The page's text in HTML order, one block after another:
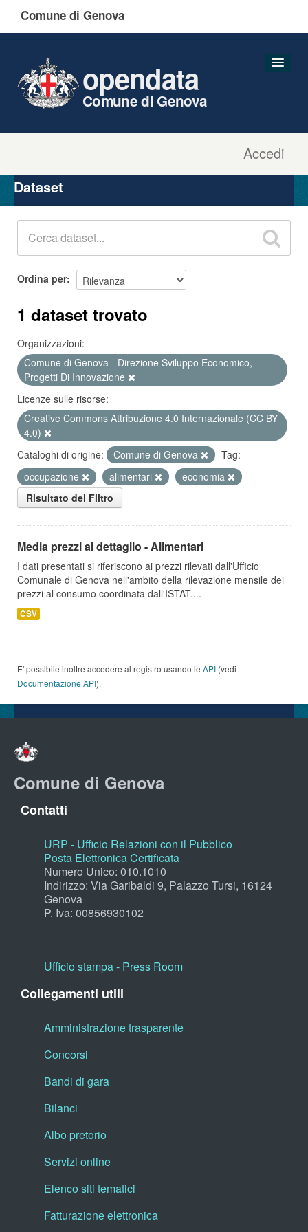
Comune di Genova
Accedi
opendata
Comune di Genova
Organizzazioni
Gruppi
Dataset
Ordina per
1 dataset trovato
Organizzazioni:
Comune di Genova - Direzione Sviluppo Economico,
Progetti Di Innovazione
Licenze sulle risorse:
Creative Commons Attribuzione 4.0 Internazionale (CC BY
4.0)
Cataloghi di origine:
Comune di Genova
Tag:
occupazione
alimentari
economia
Risultato del Filtro
Media prezzi al dettaglio - Alimentari
I dati presentati si riferiscono ai prezzi rilevati dall'Ufficio
Comunale di Genova nell'ambito della rilevazione mensile dei
prezzi al consumo coordinata dall'ISTAT....
CSV
E' possibile inoltre accedere al registro usando le API (vedi
Documentazione API).
Comune di Genova
Contatti
URP - Ufficio Relazioni con il Pubblico
Posta Elettronica Certificata
Numero Unico: 010.1010
Indirizzo: Via Garibaldi 9, Palazzo Tursi, 16124
Genova
P. Iva: 00856930102
Ufficio stampa - Press Room
Collegamenti utili
Amministrazione trasparente
Concorsi
Bandi di gara
Bilanci
Albo pretorio
Servizi online
Elenco siti tematici
Fatturazione elettronica